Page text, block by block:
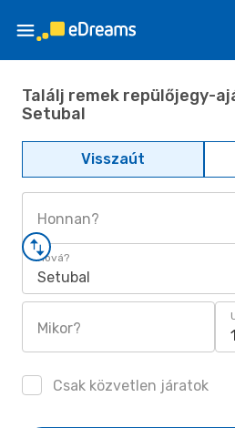
Találj remek repülőjegy-
Setubal
Visszaút
Honnan?
Hová?
Setubal
Mikor?
Csak közvetlen járatok